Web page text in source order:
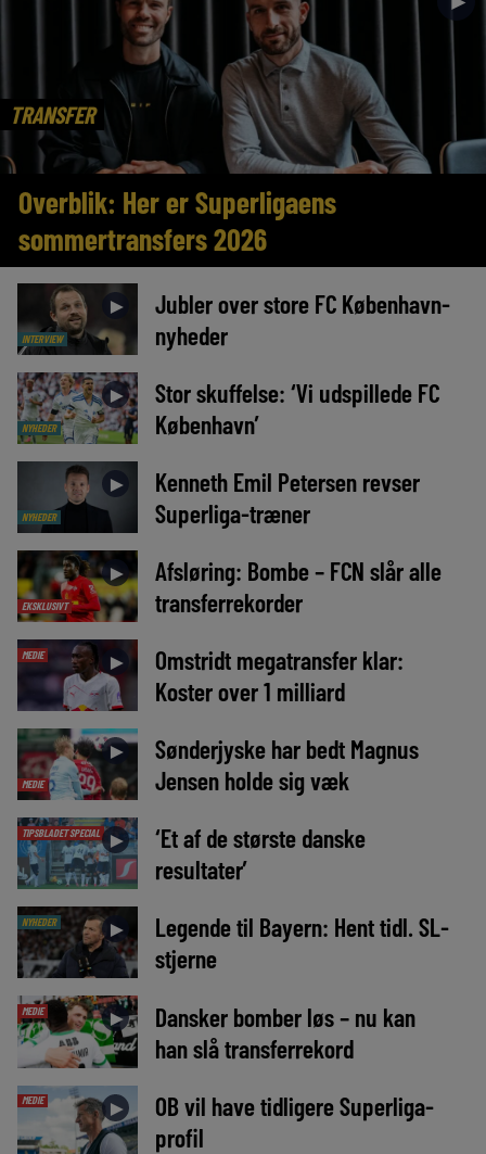
TRANSFER
Overblik: Her er Superligaens
sommertransfers 2026
INTERVIEW
►
Jubler over store FC København-
nyheder
NYHEDER
►
Stor skuffelse: ‘Vi udspillede FC
København’
NYHEDER
►
Kenneth Emil Petersen revser
Superliga-træner
EKSKLUSIVT
►
Afsløring: Bombe – FCN slår alle
transferrekorder
MEDIE ►
Omstridt megatransfer klar:
Koster over 1 milliard
MEDIE
►
Sønderjyske har bedt Magnus
Jensen holde sig væk
TIPSBLADET SPECIAL ►
‘Et af de største danske
resultater’
NYHEDER ►
Legende til Bayern: Hent tidl. SL-
stjerne
MEDIE ►
Dansker bomber løs – nu kan
han slå transferrekord
MEDIE ►
OB vil have tidligere Superliga-
profil